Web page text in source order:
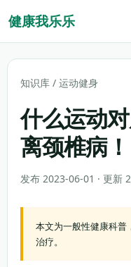
健康我乐乐
知识库 / 运动健身
什么运动
离颈椎病！
发布 2023-06-01 · 更新
本文为一般性健康科普
治疗。